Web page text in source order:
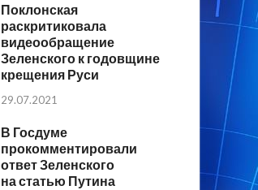
Поклонская
раскритиковала
видеообращение
Зеленского к годовщине
крещения Руси
29.07.2021
В Госдуме
прокомментировали
ответ Зеленского
на статью Путина